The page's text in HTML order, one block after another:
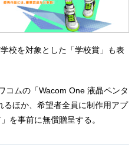
校を対象とした「学校賞」も表
コムの「Wacom One 液晶ペンタ
ほか、希望者全員に制作⽤アプ
を事前に無償贈呈する。